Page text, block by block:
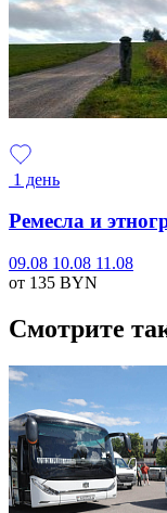
1 день
Ремесла и
09.08 10.08 11.08
от 135 BYN
Смотрите